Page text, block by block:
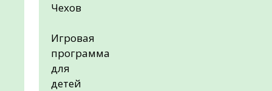
Чехов
Игровая
программа
для
детей